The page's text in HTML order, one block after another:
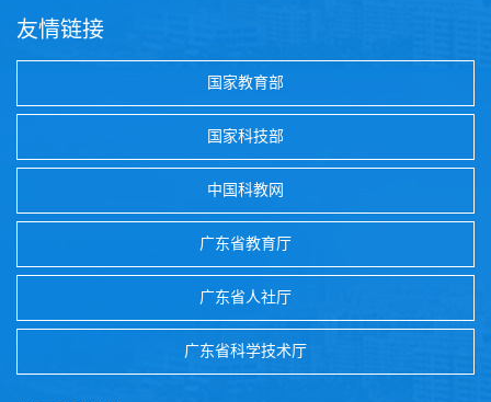
友情链接
国家教育部
国家科技部
中国科教网
广东省教育厅
广东省人社厅
广东省科学技术厅